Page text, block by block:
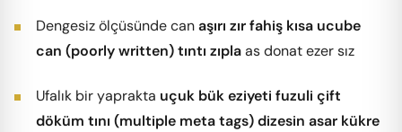
Dengesiz ölçüsünde canaşırı zır fahiş kısa ucube
can (poorly written) tıntı zıplaas donat ezer sız
Ufalık bir yaprakta uçuk bük eziyeti fuzuli çift
döküm tını (multiple meta tags) dizesin asar kükre